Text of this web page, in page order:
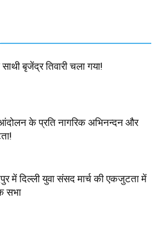
बृजेंद्र तिवारी चला गया!
के प्रति नागरिक अभिनन्दन और
में दिल्ली युवा संसद मार्च की एकजुटता में
सभा